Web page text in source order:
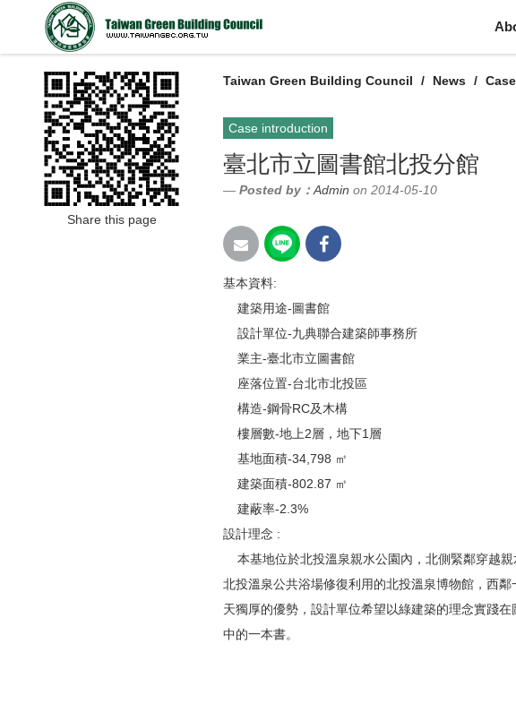
Taiwan Green Building Council News
Case introduction
臺北市立圖書館北投分館
Posted by： Admin on 2014-05-10
基本資料:
建築用途-圖書館
設計單位-九典聯合建築師事務所
業主-臺北市立圖書館
座落位置-台北市北投區
構造-鋼骨RC及木構
樓層數-地上2層，地下1層
基地面積-34,798 ㎡
建築面積-802.87 ㎡
建蔽率-2.3%
設計理念 :
本基地位於北投溫泉親水公園內，北側緊鄰穿越
北投溫泉公共浴場修復利用的北投溫泉博物館，西
天獨厚的優勢，設計單位希望以綠建築的理念實踐
中的一本書。
Share this page